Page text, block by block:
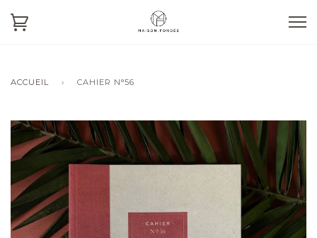
ACCUEIL › CAHIER N°56